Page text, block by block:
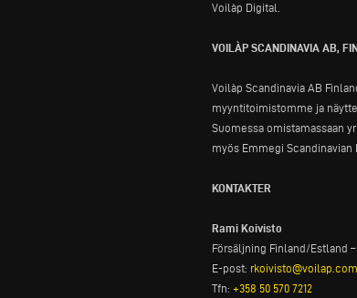
Voilàp Digital.
VOILÀP SCANDINAVIA AB,
Voilàp Scandinavia AB
myyntitoimistomme ja
Suomessa omistamassaan
myös Emmegi
KONTAKTER
Rami Koivisto
Försäljning Finland/Estland
E-post: rkoivisto@voilap.com
Tfn: +358 50 570 7212